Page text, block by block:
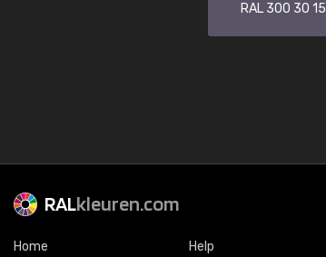
RAL 300 30 15
RALkleuren.com
Home Help